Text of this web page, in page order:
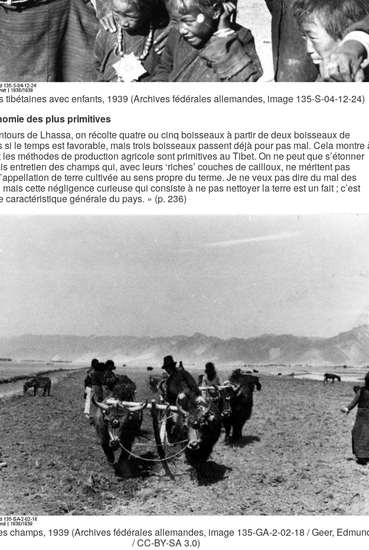
tibétaines avec enfants, 1939 (Archives fédérales allemandes, image 135-S-04-12-24)
des plus primitives
de Lhassa, on récolte quatre ou cinq boisseaux à partir de deux boisseaux de
si le temps est favorable, mais trois boisseaux passent déjà pour pas mal. Cela montre
méthodes de production agricole sont primitives au Tibet. On ne peut que s’étonner
entretien des champs qui, avec leurs ‘riches’ couches de cailloux, ne méritent pas
de terre cultivée au sens propre du terme. Je ne veux pas dire du mal des
cette négligence curieuse qui consiste à ne pas nettoyer la terre est un fait ; c’est
caractéristique générale du pays. » (p. 236)
champs, 1939 (Archives fédérales allemandes, image 135-GA-2-02-18 / Geer,
/ CC-BY-SA 3.0)